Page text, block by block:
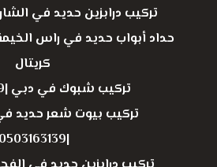
تركيب درابزين حديد في الشارقة
كريتال
تركيب شبوك في دبي |0503163139|
تركيب بيوت شعر حديد
|0503163139|